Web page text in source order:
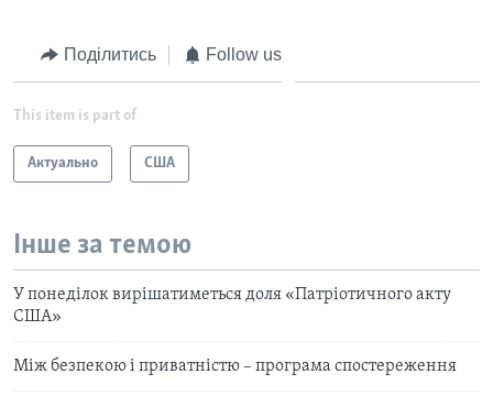
Поділитись Follow us
This item is part of
Актуально США
Інше за темою
У понеділок вирішатиметься доля «Патріотичного акту
США»
Між безпекою і приватністю – програма спостереження